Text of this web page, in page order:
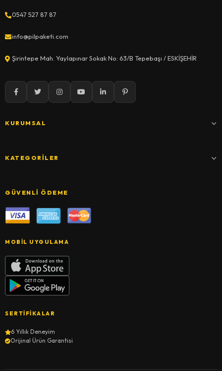
0547 527 87 87
info@pilpaketi.com
Şirintepe Mah. Yaylapınar Sokak No: 63/B Tepebaşı / ESKİŞEHİR
KURUMSAL
KATEGORILER
GÜVENLI ÖDEME
MOBIL UYGULAMA
SERTIFIKALAR
6 Yıllık Deneyim
Orijinal Ürün Garantisi